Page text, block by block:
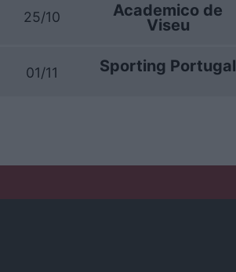
25/10 Academico de
Viseu
01/11 Sporting Portugal